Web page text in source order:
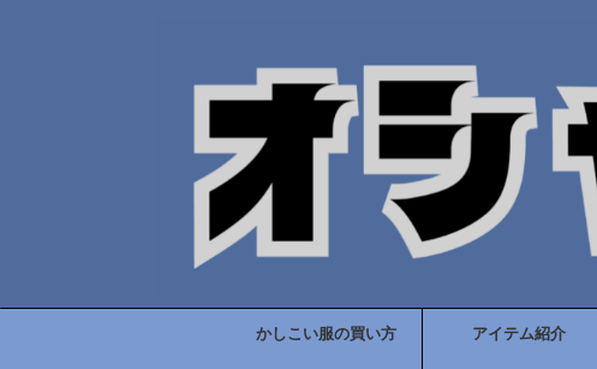
かしこい服の買い方 アイテム紹介